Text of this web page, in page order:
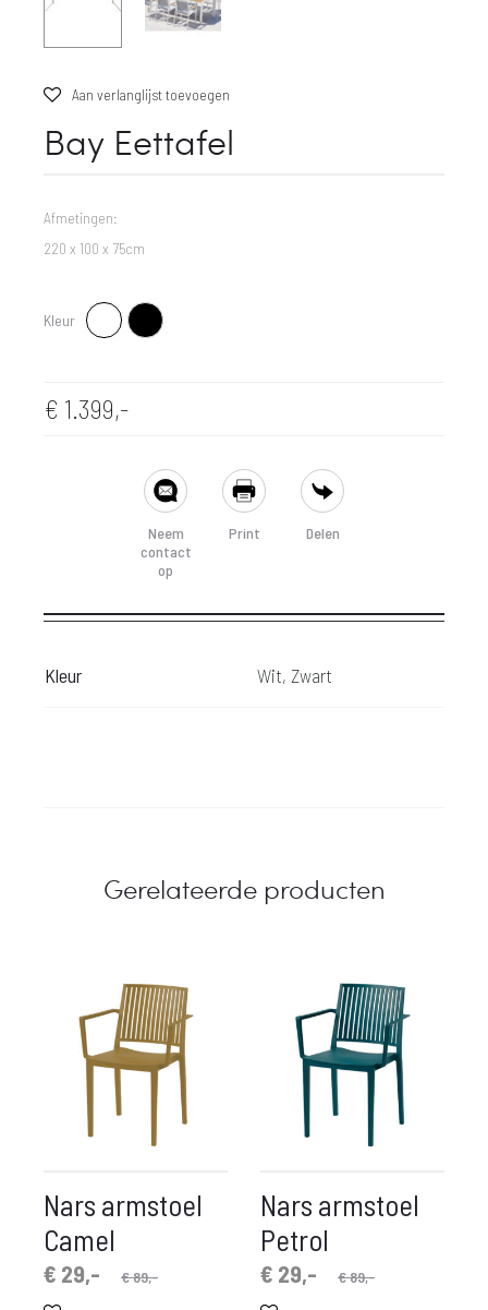
Aan verlanglijst toevoegen
Bay Eettafel
Afmetingen:
220 x 100 x 75cm
Kleur
Wit Zwart
€ 1.399,-
Neem
contact
op
Print Delen
Kleur Wit, Zwart
Gerelateerde producten
Nars armstoel
Camel
€89,-
€ 29,-
Nars armstoel
Petrol
€89,-
Oorspronkelijke
€ 29,-
Huidige